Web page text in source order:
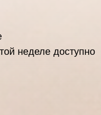
неделе доступно